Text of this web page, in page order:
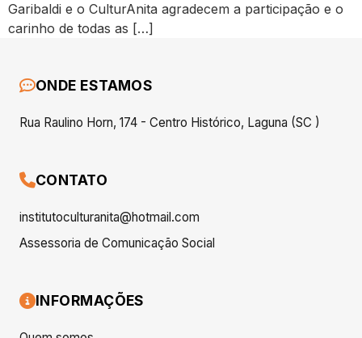
Garibaldi e o CulturAnita agradecem a participação e o
carinho de todas as […]
ONDE ESTAMOS
Rua Raulino Horn, 174 - Centro Histórico, Laguna (SC )
CONTATO
institutoculturanita@hotmail.com
Assessoria de Comunicação Social
INFORMAÇÕES